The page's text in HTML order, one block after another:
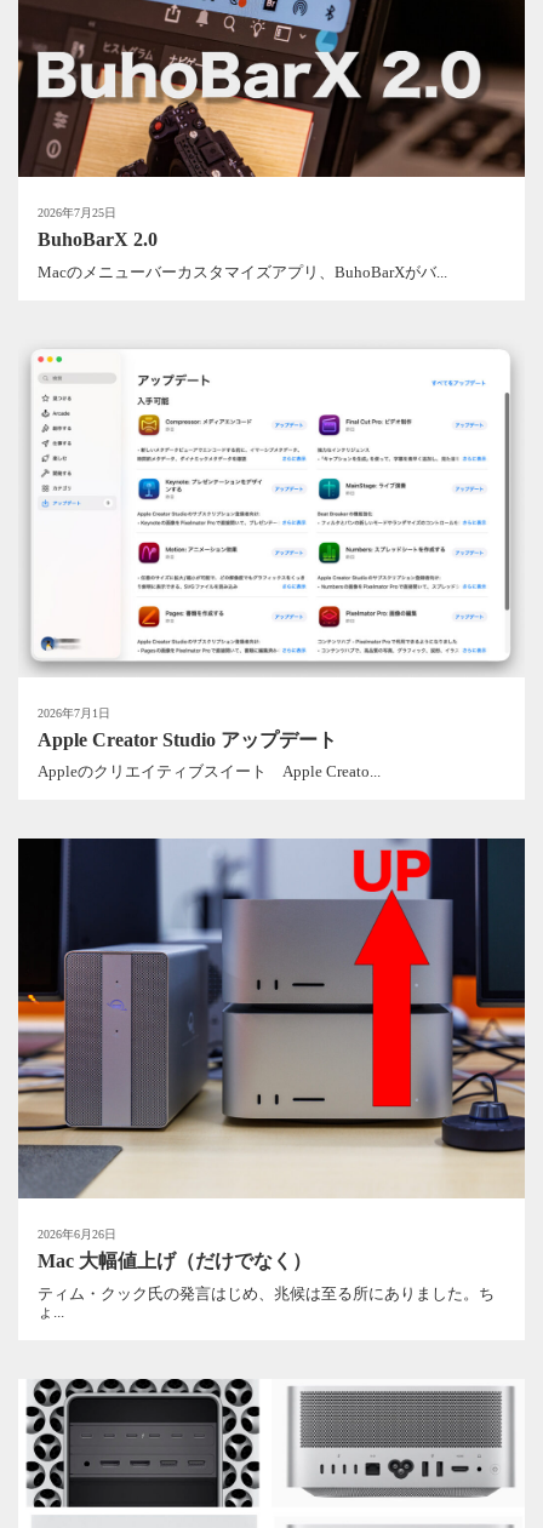
2026年7月25日
BuhoBarX 2.0
Macのメニューバーカスタマイズアプリ、BuhoBarXがバ...
2026年7月1日
Apple Creator Studio アップデート
Appleのクリエイティブスイート Apple Creato...
2026年6月26日
Mac 大幅値上げ（だけでなく）
ティム・クック氏の発言はじめ、兆候は至る所にありました。ち
ょ...